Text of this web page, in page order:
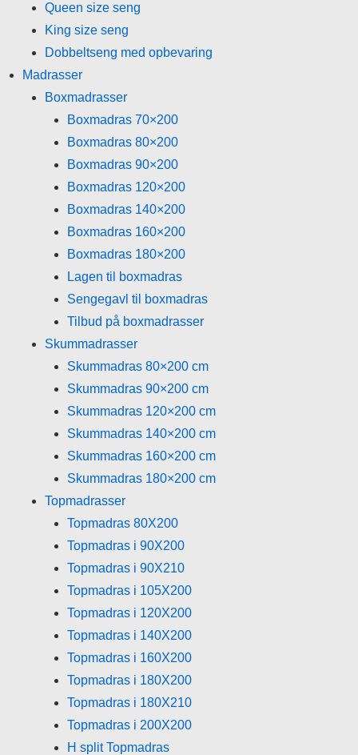
Queen size seng
King size seng
Dobbeltseng med opbevaring
Madrasser
Boxmadrasser
Boxmadras 70×200
Boxmadras 80×200
Boxmadras 90×200
Boxmadras 120×200
Boxmadras 140×200
Boxmadras 160×200
Boxmadras 180×200
Lagen til boxmadras
Sengegavl til boxmadras
Tilbud på boxmadrasser
Skummadrasser
Skummadras 80×200 cm
Skummadras 90×200 cm
Skummadras 120×200 cm
Skummadras 140×200 cm
Skummadras 160×200 cm
Skummadras 180×200 cm
Topmadrasser
Topmadras 80X200
Topmadras i 90X200
Topmadras i 90X210
Topmadras i 105X200
Topmadras i 120X200
Topmadras i 140X200
Topmadras i 160X200
Topmadras i 180X200
Topmadras i 180X210
Topmadras i 200X200
H split Topmadras